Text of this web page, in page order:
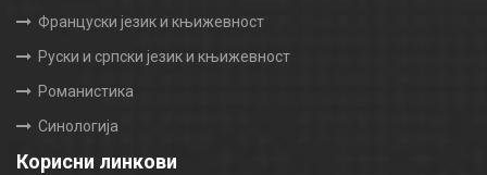
Француски језик и књижевност
Руски и српски језик и књижевност
Романистика
Синологија
Корисни линкови